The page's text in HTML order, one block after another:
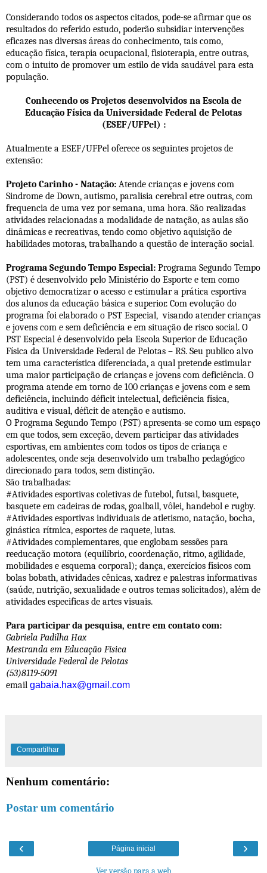
Considerando todos os aspectos citados, pode-se afirmar que os
resultados do referido estudo, poderão subsidiar intervenções
eficazes nas diversas áreas do conhecimento, tais como,
educação física, terapia ocupacional, fisioterapia, entre outras,
com o intuito de promover um estilo de vida saudável para esta
população.
Conhecendo os Projetos desenvolvidos na Escola de
Educação Física da Universidade Federal de Pelotas
(ESEF/UFPel) :
Atualmente a ESEF/UFPel oferece os seguintes projetos de
extensão:
Projeto Carinho - Natação: Atende crianças e jovens com
Sindrome de Down, autismo, paralisia cerebral etre outras, com
frequencia de uma vez por semana, uma hora. São realizadas
atividades relacionadas a modalidade de natação, as aulas são
dinâmicas e recreativas, tendo como objetivo aquisição de
habilidades motoras, trabalhando a questão de interação social.
Programa Segundo Tempo Especial: Programa Segundo Tempo
(PST) é desenvolvido pelo Ministério do Esporte e tem como
objetivo democratizar o acesso e estimular a prática esportiva
dos alunos da educação básica e superior. Com evolução do
programa foi elaborado o PST Especial, visando atender crianças
e jovens com e sem deficiência e em situação de risco social. O
PST Especial é desenvolvido pela Escola Superior de Educação
Física da Universidade Federal de Pelotas – RS. Seu publico alvo
tem uma característica diferenciada, a qual pretende estimular
uma maior participação de crianças e jovens com deficiência. O
programa atende em torno de 100 crianças e jovens com e sem
deficiência, incluindo déficit intelectual, deficiência física,
auditiva e visual, déficit de atenção e autismo.
O Programa Segundo Tempo (PST) apresenta-se como um espaço
em que todos, sem exceção, devem participar das atividades
esportivas, em ambientes com todos os tipos de criança e
adolescentes, onde seja desenvolvido um trabalho pedagógico
direcionado para todos, sem distinção.
São trabalhadas:
#Atividades esportivas coletivas de futebol, futsal, basquete,
basquete em cadeiras de rodas, goalball, vôlei, handebol e rugby.
#Atividades esportivas individuais de atletismo, natação, bocha,
ginástica rítmica, esportes de raquete, lutas.
#Atividades complementares, que englobam sessões para
reeducação motora (equilíbrio, coordenação, ritmo, agilidade,
mobilidades e esquema corporal); dança, exercícios físicos com
bolas bobath, atividades cênicas, xadrez e palestras informativas
(saúde, nutrição, sexualidade e outros temas solicitados), além de
atividades especificas de artes visuais.
Para participar da pesquisa, entre em contato com:
Gabriela Padilha Hax
Mestranda em Educação Física
Universidade Federal de Pelotas
(53)8119-5091
email gabaia.hax@gmail.com
Compartilhar
Nenhum comentário:
Postar um comentário
‹ ›
Página inicial